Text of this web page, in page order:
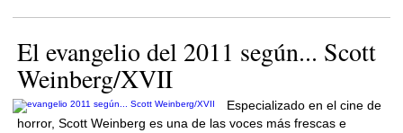
El evangelio del 2011 según... Scott
Weinberg/XVII
Especializado en el cine de
horror, Scott Weinberg es una de las voces más frescas e